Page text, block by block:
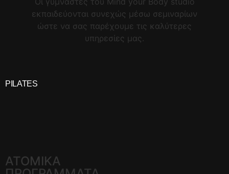
εκπαιδεύονται συνεχώς μέσω σεμιναρίων
ώστε να σας παρέχουμε τις καλύτερες
υπηρεσίες μας.
PILATES
ΑΤΟΜΙΚΑ